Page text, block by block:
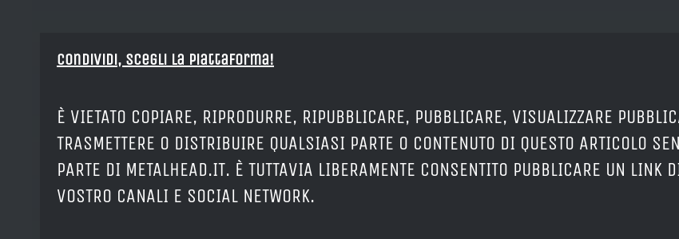
Condividi, Scegli la piattaforma!
È VIETATO COPIARE, RIPRODURRE, RIPUBBLICARE, PUBBLICARE, VISUALIZZARE
TRASMETTERE O DISTRIBUIRE QUALSIASI PARTE O CONTENUTO DI QUESTO ARTICOLO
PARTE DI METALHEAD.IT. È TUTTAVIA LIBERAMENTE CONSENTITO PUBBLICARE UN LINK
VOSTRO CANALI E SOCIAL NETWORK.